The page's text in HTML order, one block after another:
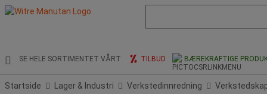
og
søkehistorikk
SE HELE SORTIMENTET VÅRT TILBUD BÆREKRAFTIGE
Startside Lager & Industri Verkstedinnredning